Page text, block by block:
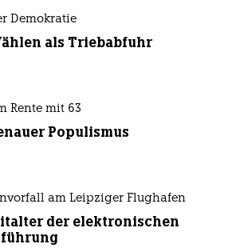
Demokratie
als Triebabfuhr
Rente mit 63
Populismus
am Leipziger Flughafen
der elektronischen